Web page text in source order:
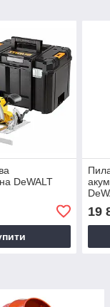
DeWALT
19